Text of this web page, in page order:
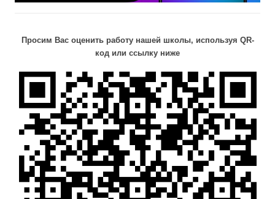
Просим Вас оценить работу нашей школы, используя QR-
код или ссылку ниже